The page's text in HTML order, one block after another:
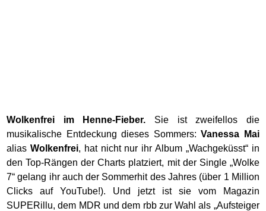
Wolkenfrei im Henne-Fieber. Sie ist zweifellos die
musikalische Entdeckung dieses Sommers:Vanessa Mai
aliasWolkenfrei, hat nicht nur ihr Album „Wachgeküsst“ in
den Top-Rängen der Charts platziert, mit der Single „Wolke
7“ gelang ihr auch der Sommerhit des Jahres (über 1 Million
Clicks auf YouTube!). Und jetzt ist sie vom Magazin
SUPERillu, dem MDR und dem rbb zur Wahl als „Aufsteiger